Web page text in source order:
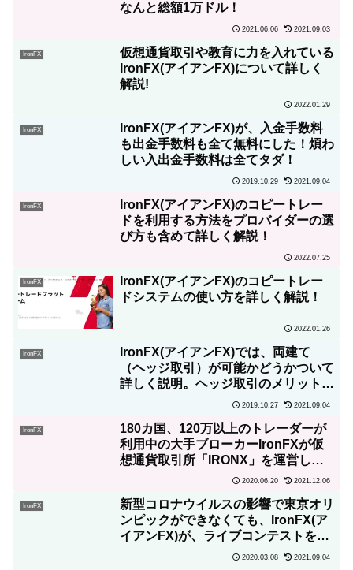
なんと総額1万ドル！
2021.06.06 2021.09.03
IronFX
仮想通貨取引や教育に力を入れている
IronFX(アイアンFX)について詳しく
解説!
2022.01.29
IronFX
IronFX(アイアンFX)が、入金手数料
も出金手数料も全て無料にした！煩わ
しい入出金手数料は全てタダ！
2019.10.29 2021.09.04
IronFX
IronFX(アイアンFX)のコピートレー
ドを利用する方法をプロバイダーの選
び方も含めて詳しく解説！
2022.07.25
IronFX
IronFX(アイアンFX)のコピートレー
ドシステムの使い方を詳しく解説！
2022.01.26
IronFX
IronFX(アイアンFX)では、両建て
（ヘッジ取引）が可能かどうかついて
詳しく説明。ヘッジ取引のメリットと
リスクについても解説！2019.10.27 2021.09.04
IronFX
180カ国、120万以上のトレーダーが
利用中の大手ブローカーIronFXが仮
想通貨取引所「IRONX」を運営して
2020.06.20 2021.12.06
IronFX
新型コロナウイルスの影響で東京オリ
ンピックができなくても、IronFX(ア
イアンFX)が、ライブコンテストを実
施！｜1位は2020年東京五輪観戦パッ
2020.03.08 2021.09.04